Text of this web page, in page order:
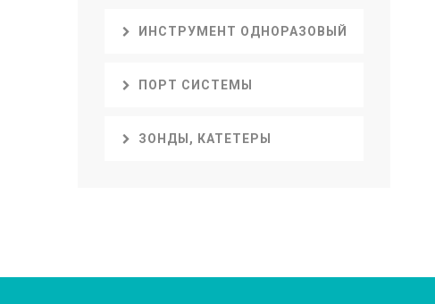
ИНСТРУМЕНТ ОДНОРАЗОВЫЙ
ПОРТ СИСТЕМЫ
ЗОНДЫ, КАТЕТЕРЫ